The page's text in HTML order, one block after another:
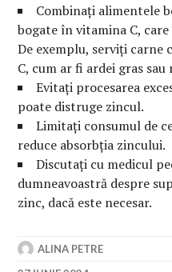
Combinați alimentele
bogate în vitamina C,
De exemplu, serviți carne
C, cum ar fi ardei gras sau
Evitați procesarea
poate distruge zincul.
Limitați consumul de
reduce absorbția zincului.
Discutați cu medicul
dumneavoastră despre
zinc, dacă este necesar.
ALINA PETRE